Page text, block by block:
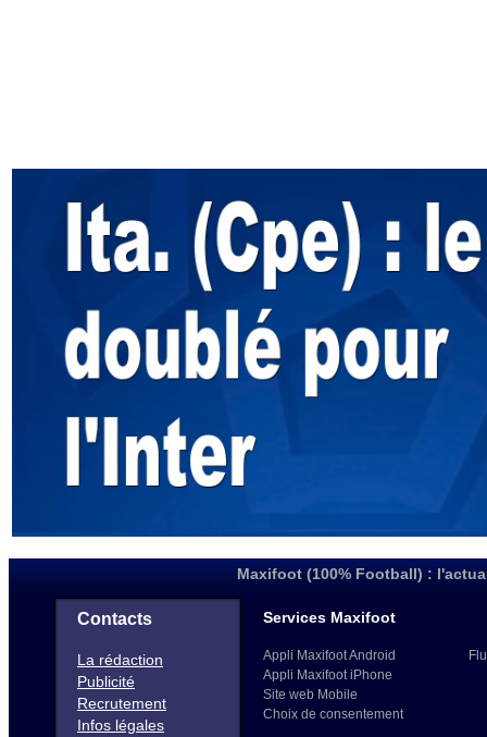
Maxifoot (100% Football) :
Contacts
La rédaction
Publicité
Recrutement
Infos légales
Services Maxifoot
Appli Maxifoot Android
Appli Maxifoot iPhone
Site web Mobile
Choix de consentement